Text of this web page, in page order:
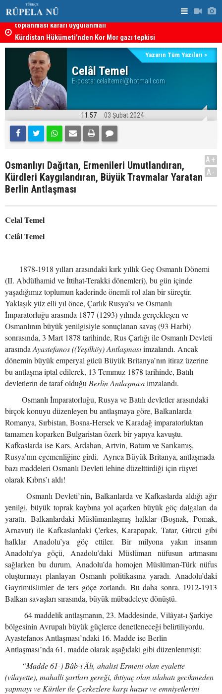
Kürdistan Hükümeti'nden Kor Mor gazı tepkisi
Celâl Temel
E-posta: celaltemel@hotmail.com
Yazarın Tüm Yazıları >
11:57 03 Şubat 2024
Osmanlıyı Dağıtan, Ermenileri Umutlandıran,
Kürdleri Kaygılandıran, Büyük Travmalar Yaratan
Berlin Antlaşması
A+
A-
Celal Temel
Celâl Temel
1878-1918 yılları arasındaki kırk yıllık Geç Osmanlı Dönemi
(II. Abdülhamid ve İttihat-Terakki dönemleri), bu gün içinde
yaşadığımız toplumun kaderinde önemli rol alan bir süreçtir.
Yaklaşık yüz elli yıl önce, Çarlık Rusya’sı ve Osmanlı
İmparatorluğu arasında 1877 (1293) yılında gerçekleşen ve
Osmanlının büyük yenilgisiyle sonuçlanan savaş (93 Harbi)
sonrasında, 3 Mart 1878 tarihinde, Rus Çarlığı ile Osmanlı Devleti
arasında Ayastefanos ((Yeşilköy) Antlaşmasıimzalandı. Ancak
dönemin büyük emperyal gücü Büyük Britanya’nın itiraz üzerine
bu antlaşma iptal edilerek, 13 Temmuz 1878 tarihinde, Batılı
devletlerin de taraf olduğu Berlin Antlaşmasıimzalandı.
Osmanlı İmparatorluğu, Rusya ve Batılı devletler arasındaki
birçok konuyu düzenleyen bu antlaşmaya göre, Balkanlarda
Romanya, Sırbistan, Bosna-Hersek ve Karadağ imparatorluktan
tamamen koparken Bulgaristan özerk bir yapıya kavuştu.
Kafkaslarda ise Kars, Ardahan, Artvin, Batum ve Sarıkamış,
Rusya’nın egemenliğine girdi. Ayrıca Büyük Britanya, antlaşmada
bazı maddeleri Osmanlı Devleti lehine düzelttirdiği için rüşvet
olarak Kıbrıs’ı aldı!
Osmanlı Devleti’nin, Balkanlarda ve Kafkaslarda aldığı ağır
yenilgi, büyük toprak kaybına yol açarken büyük göç dalgaları da
yarattı. Balkanlardaki Müslümanlaşmış halklar (Boşnak, Pomak,
Arnavut) ile Kafkaslardaki Çerkes, Karapapak, Tatar, Gürcü gibi
halklar Anadolu’ya göç ettiler. Bir milyona yakın insanın
Anadolu’ya göçü, Anadolu’daki Müslüman nüfusun artmasını
sağlarken bu durum, Anadolu’da homojen Müslüman-Türk nüfus
oluşturmayı planlayan Osmanlı politikasına yaradı. Anadolu’daki
Gayrimüslimler de ters göçe zorlandı. Bu daha sonra, 1912-1913
Balkan savaşları sırasında, büyük mübadeleye dönüştü.
64 maddelik antlaşmanın, 23. Maddesinde, Vilâyat-ı Şarkiye
bölgesinin Avrupalı büyük güçlerce denetleneceği belirtiliyordu.
Ayastefanos Antlaşması’ndaki 16. Madde ise Berlin
Antlaşması’nda 61. madde olarak aşağıdaki gibi düzenlenmişti:
“Madde 61-) Bâb-ı Âli, ahalisi Ermeni olan eyalette
(vilayette), mahalli şartları gereği, ihtiyaç olan ıslahatı gecikmeden
yapmayı ve Kürtler ile Çerkezlere karşı huzur ve emniyetlerini